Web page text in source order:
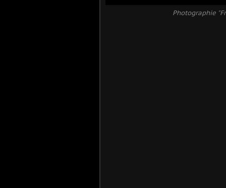
Photographie